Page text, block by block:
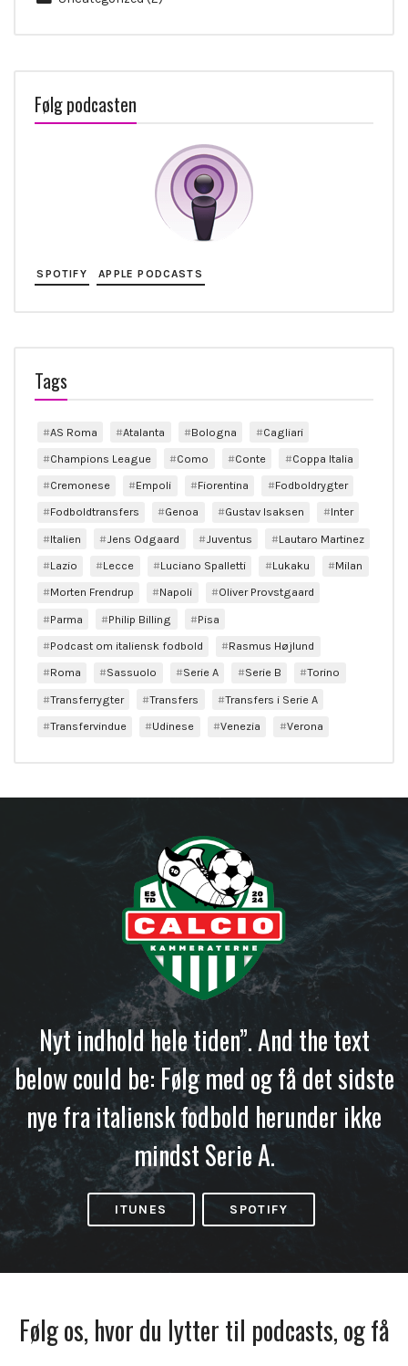
Følg podcasten
SPOTIFY APPLE PODCASTS
Tags
AS Roma Atalanta Bologna
Cagliari
Champions League
Como Conte
Coppa Italia
Cremonese
Empoli Fiorentina
Fodboldrygter
Fodboldtransfers
Genoa Gustav Isaksen
Inter
Italien
Jens Odgaard Juventus
Lautaro Martinez
Lazio
Lecce Luciano Spalletti Lukaku
Milan
Morten Frendrup
Napoli
Oliver Provstgaard
Parma
Philip Billing
Pisa
Podcast om italiensk fodbold
Rasmus Højlund
Roma
Sassuolo Serie A Serie B
Torino
Transferrygter
Transfers
Transfers i Serie A
Transfervindue
Udinese Venezia Verona
Nyt indhold hele tiden”. And the text
below could be: Følg med og få det sidste
nye fra italiensk fodbold herunder ikke
mindst Serie A.
ITUNES SPOTIFY
Følg os, hvor du lytter til podcasts, og få